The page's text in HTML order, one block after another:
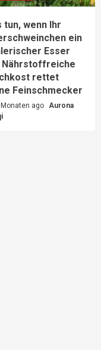
tun, wenn Ihr
ein
Esser
Nährstoffreiche
rettet
Feinschmecker
Monaten ago Aurona